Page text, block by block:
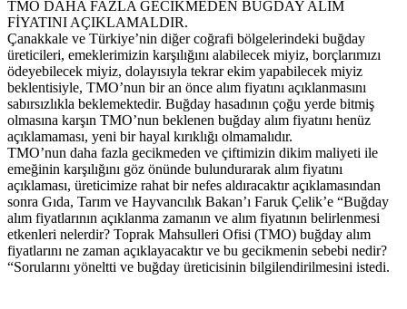
TMO DAHA FAZLA GECİKMEDEN BUĞDAY ALIM
FİYATINI AÇIKLAMALDIR.
Çanakkale ve Türkiye’nin diğer coğrafi bölgelerindeki buğday
üreticileri, emeklerimizin karşılığını alabilecek miyiz, borçlarımızı
ödeyebilecek miyiz, dolayısıyla tekrar ekim yapabilecek miyiz
beklentisiyle, TMO’nun bir an önce alım fiyatını açıklanmasını
sabırsızlıkla beklemektedir. Buğday hasadının çoğu yerde bitmiş
olmasına karşın TMO’nun beklenen buğday alım fiyatını henüz
açıklamaması, yeni bir hayal kırıklığı olmamalıdır.
TMO’nun daha fazla gecikmeden ve çiftimizin dikim maliyeti ile
emeğinin karşılığını göz önünde bulundurarak alım fiyatını
açıklaması, üreticimize rahat bir nefes aldıracaktır açıklamasından
sonra Gıda, Tarım ve Hayvancılık Bakan’ı Faruk Çelik’e “Buğday
alım fiyatlarının açıklanma zamanın ve alım fiyatının belirlenmesi
etkenleri nelerdir? Toprak Mahsulleri Ofisi (TMO) buğday alım
fiyatlarını ne zaman açıklayacaktır ve bu gecikmenin sebebi nedir?
“Sorularını yöneltti ve buğday üreticisinin bilgilendirilmesini istedi.